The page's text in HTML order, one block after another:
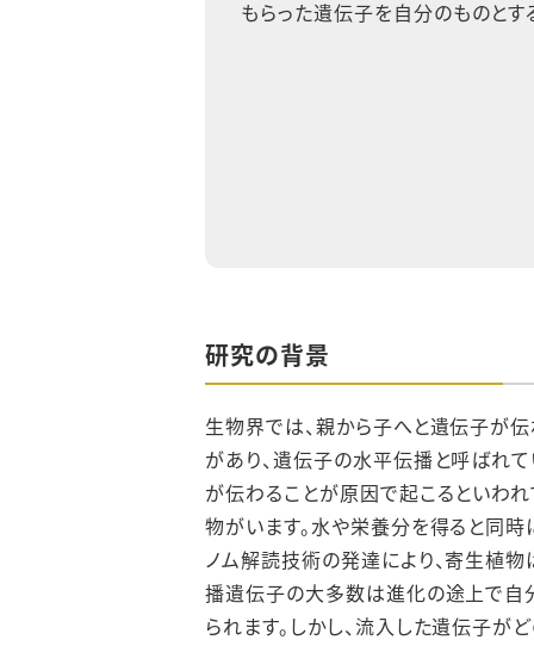
もらった遺伝子を自分のものとす
研究の背景
生物界では、親から子へと遺伝子が
があり、遺伝子の水平伝播と呼ばれ
が伝わることが原因で起こるといわ
物がいます。水や栄養分を得ると同
ノム解読技術の発達により、寄生植
播遺伝子の大多数は進化の途上で自
られます。しかし、流入した遺伝子が